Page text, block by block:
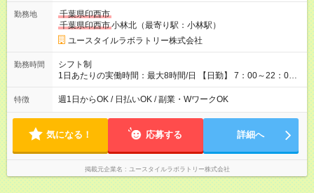
1,600円 【試用期間】試用期間あり 試用期間の長さ：2ヶ月
※ 雇用形態と給与に、本採用時と異なる部分があります。 雇用
形態：本採用時と同じです。 給与：時給 1,140円以上
勤務地
千葉県印西市
千葉県印西市小林北（最寄り駅：小林駅）
ユースタイルラボラトリー株式会社
勤務時間
シフト制
1日あたりの実働時間：最大8時間/日 【日勤】 7：00～22：00
の間で8時間勤務（休憩時間は法定通り） ※週1日～OK ／ 夜勤
なし ＊＊ 勤務時間例 ＊＊ ■8時から17時 ■9時から18時 ■10
定（毎週同じ曜日勤務）
特徴 週1日からOK / 日払いOK / 副業・WワークOK
気になる！ 応募する 詳細へ
掲載元企業名 ユースタイルラボラトリー株式会社